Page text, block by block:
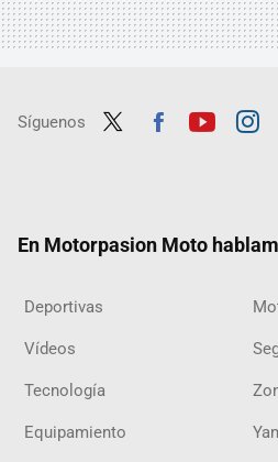
Síguenos
En Motorpasion Moto
Deportivas
Vídeos
Tecnología
Equipamiento